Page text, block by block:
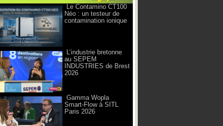
Le Contamino CT100
Néo : un testeur de
contamination ionique
L’industrie bretonne
au SEPEM
INDUSTRIES de Brest
2026
Gamma Wopla
Smart-Flow à SITL
Paris 2026